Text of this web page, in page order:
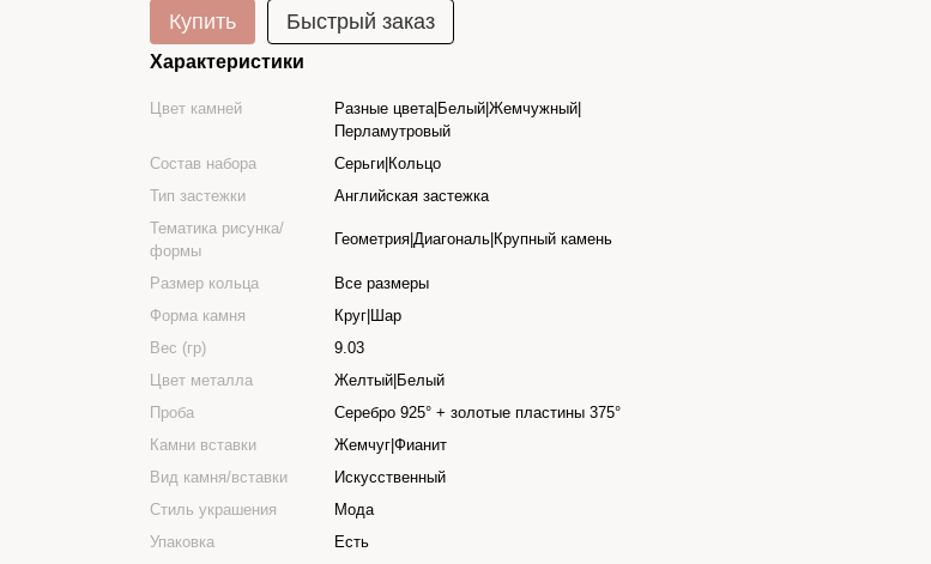
Купить Быстрый заказ
Характеристики
Цвет камней
Разные цвета|Белый|Жемчужный|
Перламутровый
Состав набора
Серьги|Кольцо
Тип застежки
Английская застежка
Тематика рисунка/
формы
Геометрия|Диагональ|Крупный камень
Размер кольца
Все размеры
Форма камня
Круг|Шар
Вес (гр)
9.03
Цвет металла
Желтый|Белый
Проба
Серебро 925° + золотые пластины 375°
Камни вставки
Жемчуг|Фианит
Вид камня/вставки
Искусственный
Стиль украшения
Мода
Упаковка
Есть